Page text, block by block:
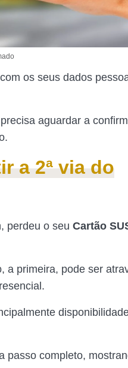
os seus dados
aguardar a
a 2ª via do
perdeu o seu Cartão
a primeira, pode ser
passo completo,